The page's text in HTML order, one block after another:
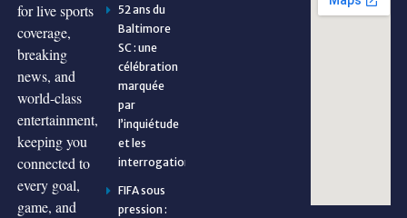
for live sports
coverage,
breaking
news, and
world-class
entertainment,
keeping you
connected to
every goal,
game, and
52 ans du
Baltimore
SC : une
célébration
marquée
par
l’inquiétude
et les
interrogations
FIFA sous
pression :